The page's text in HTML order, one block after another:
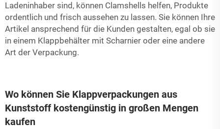
Ladeninhaber sind, können Clamshells helfen, Produkte
ordentlich und frisch aussehen zu lassen. Sie können Ihre
Artikel ansprechend für die Kunden gestalten, egal ob sie
in einem Klappbehälter mit Scharnier oder eine andere
Art der Verpackung.
Wo können Sie Klappverpackungen aus
Kunststoff kostengünstig in großen Mengen
kaufen